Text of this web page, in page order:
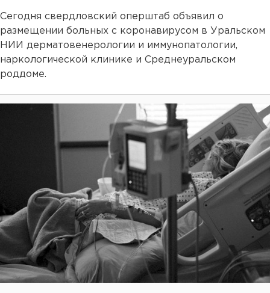
Сегодня свердловский оперштаб объявил о
размещении больных с коронавирусом в Уральском
НИИ дерматовенерологии и иммунопатологии,
наркологической клинике и Среднеуральском
роддоме.